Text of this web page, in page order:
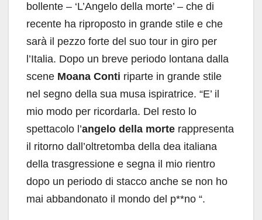
bollente – ‘L’Angelo della morte’ – che di
recente ha riproposto in grande stile e che
sarà il pezzo forte del suo tour in giro per
l’Italia. Dopo un breve periodo lontana dalla
scene Moana Conti riparte in grande stile
nel segno della sua musa ispiratrice. “E’ il
mio modo per ricordarla. Del resto lo
spettacolo l’angelo della morte rappresenta
il ritorno dall’oltretomba della dea italiana
della trasgressione e segna il mio rientro
dopo un periodo di stacco anche se non ho
mai abbandonato il mondo del p**no “.